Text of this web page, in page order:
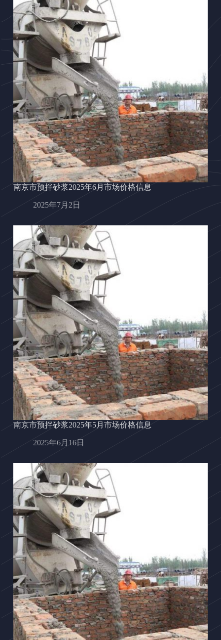
南京市预拌砂浆2025年6月市场价格信息
2025年7月2日
南京市预拌砂浆2025年5月市场价格信息
2025年6月16日